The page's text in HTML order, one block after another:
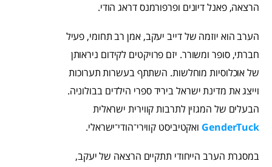
הרצאה, פאנל דיונים ופרפורמנס דראג הודי.
הערב הוא יוזמה של דייב יעקב, אמן רב תחומי, פעיל
חברתי, סופר ומשורר. יזם פרויקטים לקידום ניראותן
של אוכלוסיות מוחלשות. השתתף בעשרות תערוכות
וייצג את מדינת ישראל ביריד ספרי הילדים בבולוניה.
הבעלים של המגזין לתרבות קווירית ישראלית
GenderTuck ואקטיביסט קווירי־הודי־ישראלי.
במסגרת הערב הייחודי תתקיים הרצאה של יעקב,